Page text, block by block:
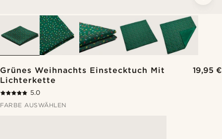
Grünes Weihnachts Einstecktuch Mit
Lichterkette
19,95 €
5.0
FARBE AUSWÄHLEN